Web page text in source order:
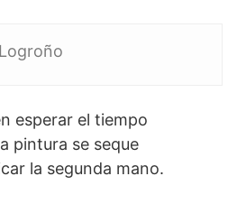
esperar el tiempo
pintura se seque
la segunda mano.